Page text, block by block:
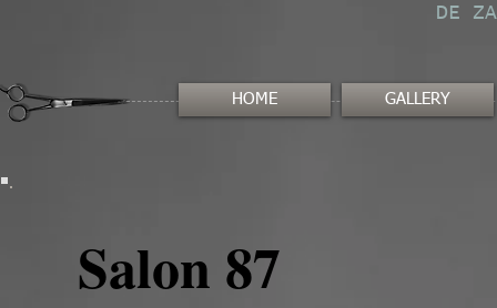
DE
HOME GALLERY
Salon 87